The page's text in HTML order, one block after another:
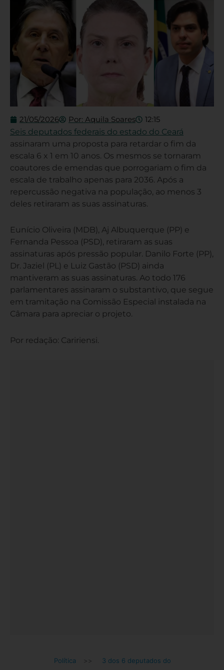
21/05/2026 Por: Aquila Soares 12:15
Seis deputados federais do estado do Ceará
assinaram uma proposta para retardar o fim da
escala 6 x 1 em 10 anos. Os mesmos se tornaram
coautores de emendas que porrogariam o fim da
escala de trabalho apenas para 2036. Após a
repercussão negativa na população, ao menos 3
deles retiraram as suas assinaturas.
Eunício Oliveira (MDB), Aj Albuquerque (PP) e
Fernanda Pessoa (PSD), retiraram as suas
assinaturas após pressão popular. Danilo Forte (PP),
Dr. Jaziel (PL) e Luiz Gastão (PSD) ainda
mantiveram as suas assinaturas. Ao todo 176
parlamentares assinaram o substantivo, que segue
em tramitação na Comissão Especial instalada na
Câmara para apreciar o projeto.
Por redação: Caririensi.
Política >> 3 dos 6 deputados do